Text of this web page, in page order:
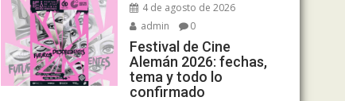
4 de agosto de 2026
admin
0
Festival de Cine
Alemán 2026: fechas,
tema y todo lo
confirmado